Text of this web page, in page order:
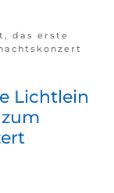
das erste
Lichtlein